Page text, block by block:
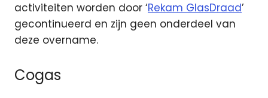
activiteiten worden door ‘Rekam GlasDraad’
gecontinueerd en zijn geen onderdeel van
deze overname.
Cogas